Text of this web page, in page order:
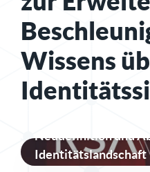
Wissens
Neudefinition und
Identitätslandschaft